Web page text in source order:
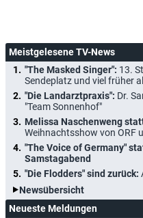
Meistgelesene TV-News
"The Masked Singer": 13.
Sendeplatz und viel früher
"Die Landarztpraxis": Dr.
"Team Sonnenhof"
Melissa Naschenweng
Weihnachtsshow von ORF
"The Voice of Germany"
Samstagabend
"Die Flodders" sind zurück:
Newsübersicht
Neueste Meldungen